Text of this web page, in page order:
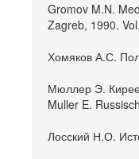
Gromov M.N.
Zagreb, 1990.
Хомяков А.С.
Мюллер Э.
Muller E.
Лосский Н.О.